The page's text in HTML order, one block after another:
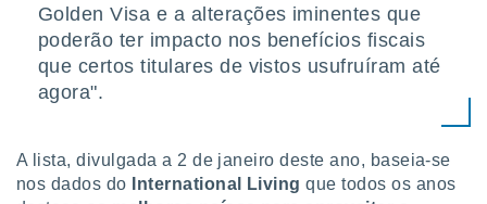
medir
medir o
ou
de dados
Golden Visa e a alterações iminentes que
poderão ter impacto nos benefícios fiscais
que certos titulares de vistos usufruíram até
agora".
A lista, divulgada a 2 de janeiro deste ano, baseia-se
nos dados do
International Living que todos os anos